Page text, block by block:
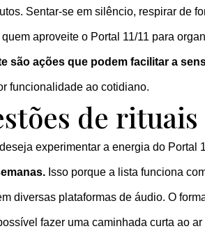
Sentar-se em silêncio, respirar de
quem aproveite o Portal 11/11 para
são ações que podem facilitar a
funcionalidade ao cotidiano.
de rituais
experimentar a energia do
Isso porque a lista funciona
diversas plataformas de áudio. O
fazer uma caminhada curta ao ar